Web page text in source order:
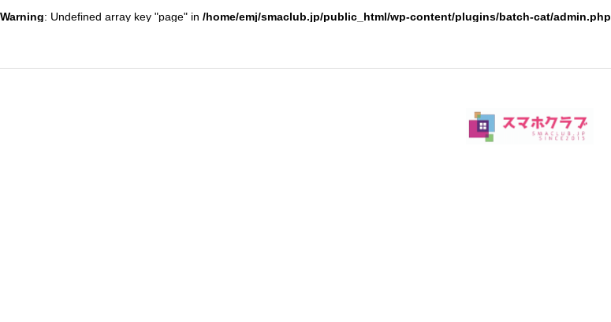
Warning: Undefined array key "page" in /home/emj/smaclub.jp/public_html/wp-content/plugins/batch-cat/admin.php